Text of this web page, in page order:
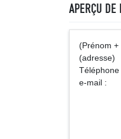
APERÇU
(Prénom +
(adresse)
Téléphone
e-mail :